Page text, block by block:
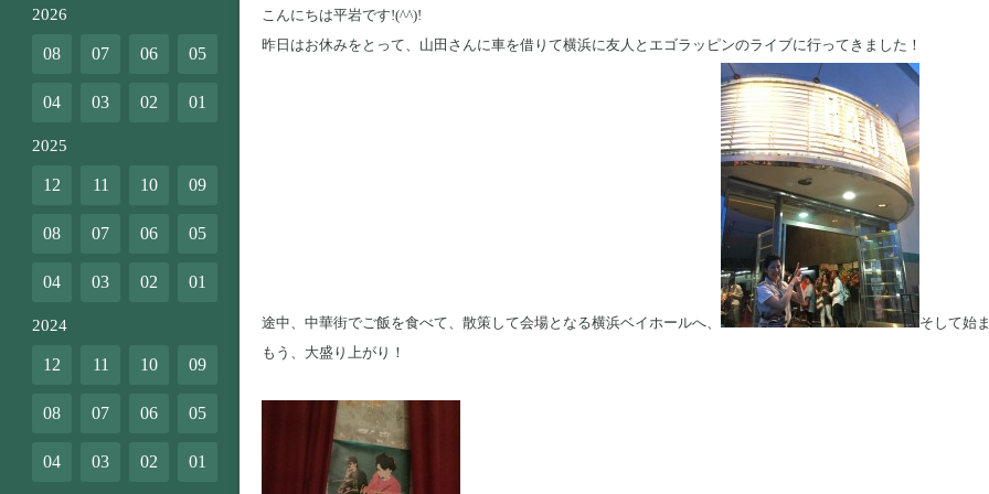
こんにちは平岩です!(^^)!
昨日はお休みをとって、山田さんに車を借りて横浜に友人とエゴラッピンのライブに行ってきました！
途中、中華街でご飯を食べて、散策して会場となる横浜ベイホールへ、
そして始
もう、大盛り上がり！
2026
08 07 06 05
04 03 02 01
2025
12 11 10 09
08 07 06 05
04 03 02 01
2024
12 11 10 09
08 07 06 05
04 03 02 01